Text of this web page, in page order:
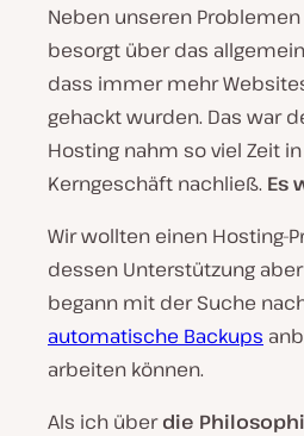
Neben unseren
besorgt über das
dass immer mehr
gehackt wurden. Das war
Hosting nahm so viel Zeit
Kerngeschäft nachließ. Es
Wir wollten einen Hosting-
dessen Unterstützung
begann mit der Suche
automatische Backups
arbeiten können.
Als ich überdie